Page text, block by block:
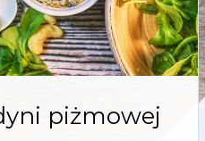
piżmowej